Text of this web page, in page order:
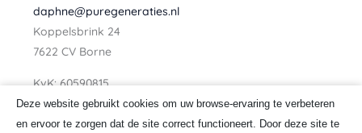
daphne@puregeneraties.nl
Koppelsbrink 24
7622 CV Borne
KvK: 60590815
BTW: NL080734303B01
F I
Deze website gebruikt cookies om uw browse-ervaring te verbeteren
en ervoor te zorgen dat de site correct functioneert. Door deze site te